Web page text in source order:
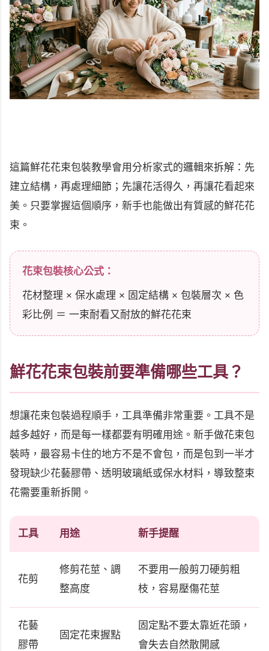
這篇鮮花花束包裝教學會用分析家式的邏輯來拆解：先
建立結構，再處理細節；先讓花活得久，再讓花看起來
美。只要掌握這個順序，新手也能做出有質感的鮮花花
束。
花束包裝核心公式：
花材整理 × 保水處理 × 固定結構 × 包裝層次 × 色
彩比例 ＝ 一束耐看又耐放的鮮花花束
鮮花花束包裝前要準備哪些工具？
想讓花束包裝過程順手，工具準備非常重要。工具不是
越多越好，而是每一樣都要有明確用途。新手做花束包
裝時，最容易卡住的地方不是不會包，而是包到一半才
發現缺少花藝膠帶、透明玻璃紙或保水材料，導致整束
花需要重新拆開。
工具 用途 新手提醒
花剪
修剪花莖、調
整高度
不要用一般剪刀硬剪粗
枝，容易壓傷花莖
花藝
膠帶
固定花束握點
固定點不要太靠近花頭，
會失去自然散開感